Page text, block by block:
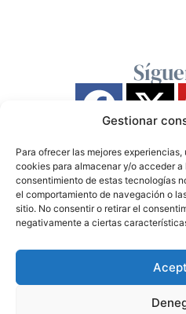
Gestionar
Para ofrecer las mejores
cookies para almacenar y/o acceder
consentimiento de estas tecnologías
el comportamiento de navegación o
sitio. No consentir o retirar el
negativamente a ciertas